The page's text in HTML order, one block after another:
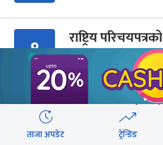
९
राष्ट्रिय
निकायका काम
ताजा अपडेट ट्रेन्डिङ